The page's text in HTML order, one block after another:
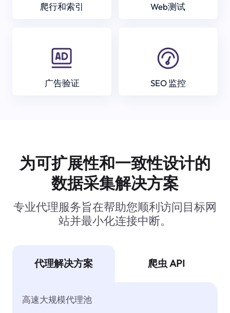
爬行和索引 Web测试
广告验证 SEO 监控
为可扩展性和一致性设计的
数据采集解决方案
专业代理服务旨在帮助您顺利访问目标网
站并最小化连接中断。
代理解决方案 爬虫 API
高速大规模代理池